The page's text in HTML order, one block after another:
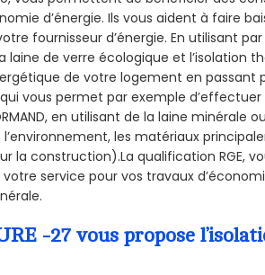
d’énergie. Ils vous aident à faire
fournisseur d’énergie. En utilisant par
laine de verre écologique et l’isolation
de votre logement en passant
vous permet par exemple
en utilisant de la laine minérale
les matériaux
la construction).La qualification RGE,
votre service pour vos travaux
-27 vous propose